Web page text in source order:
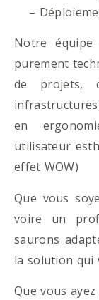
–
Notre équipe
purement
de projets,
en
utilisateur
effet WOW)
Que vous
voire un
saurons
la solution qui
Que vous